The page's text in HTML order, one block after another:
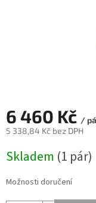
6 460 Kč /
5 338,84 Kč bez DPH
cena:
Skladem (1 pár)
Možnosti doručení